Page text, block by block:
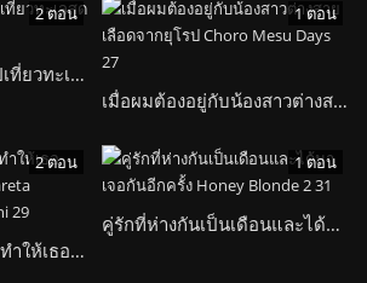
2 ตอน
คุณนายลูก 1 กับทริปเที่ยวทะเลสุดเสียว Natsuzuma
1 ตอน
เมื่อผมต้องอยู่กับน้องสาวต่างสายเลือดจากยุโรป Choro Mesu Days
2 ตอน
แม่บ้านที่เหงาเกินไปทำให้เธอนอกใจไปนิดนึง Netorareta Bakunyuu Tsuma-tachi
1 ตอน
คู่รักที่ห่างกันเป็นเดือนและได้มาเจอกันอีกครั้ง Honey Blonde 2